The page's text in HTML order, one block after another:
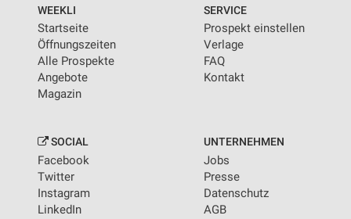
WEEKLI
Startseite
Öffnungszeiten
Alle Prospekte
Angebote
Magazin
SERVICE
Prospekt einstellen
Verlage
FAQ
Kontakt
SOCIAL
Facebook
Twitter
Instagram
LinkedIn
UNTERNEHMEN
Jobs
Presse
Datenschutz
AGB